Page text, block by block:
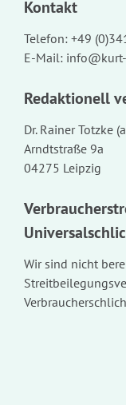
Kontakt
Telefon: +49
E-Mail:
Redaktionell
Dr. Rainer Totzke
Arndtstraße 9a
04275 Leipzig
Wir sind nicht